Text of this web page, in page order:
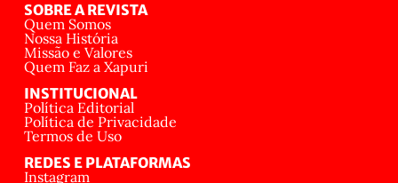
SOBRE A REVISTA
Quem Somos
Nossa História
Missão e Valores
Quem Faz a Xapuri
INSTITUCIONAL
Política Editorial
Política de Privacidade
Termos de Uso
REDES E PLATAFORMAS
Instagram